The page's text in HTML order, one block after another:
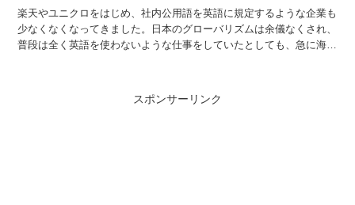
楽天やユニクロをはじめ、社内公用語を英語に規定するような企業も
少なくなくなってきました。日本のグローバリズムは余儀なくされ、
普段は全く英語を使わないような仕事をしていたとしても、急に海外
スポンサーリンク